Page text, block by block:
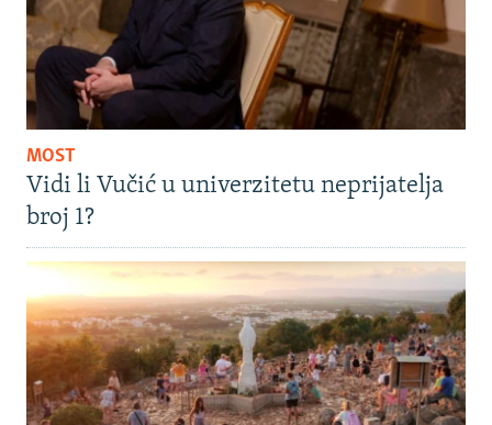
MOST
Vidi li Vučić u univerzitetu neprijatelja
broj 1?